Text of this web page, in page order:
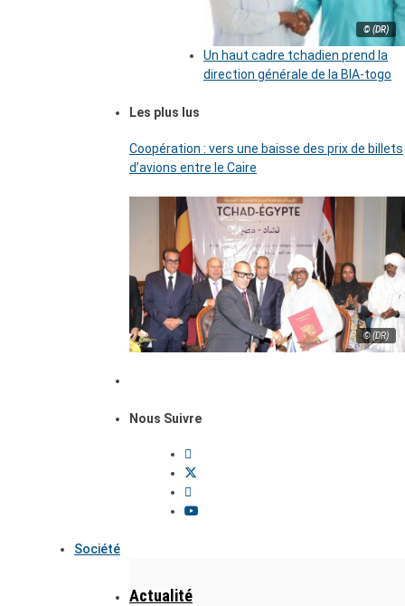
© (DR)
Un haut cadre tchadien prend la
direction générale de la BIA-togo
Les plus lus
Coopération : vers une baisse des prix de billets
d’avions entre le Caire
© (DR)
Nous Suivre
Société
Actualité